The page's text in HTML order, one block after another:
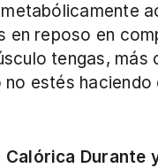
en reposo en
tengas,
no estés haciendo
Calórica Durante